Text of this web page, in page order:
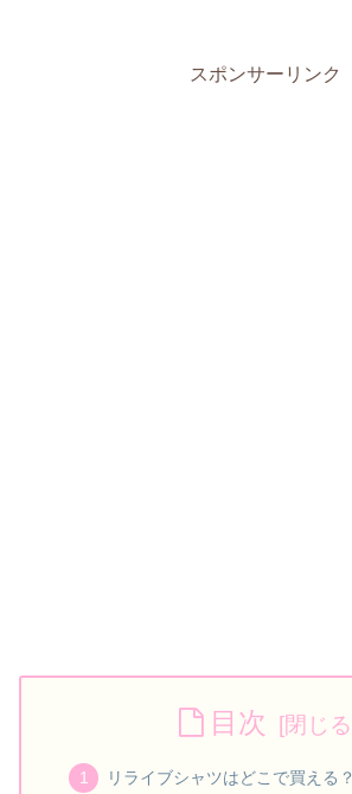
スポンサーリンク
目次
リライブシャツはどこで買える？